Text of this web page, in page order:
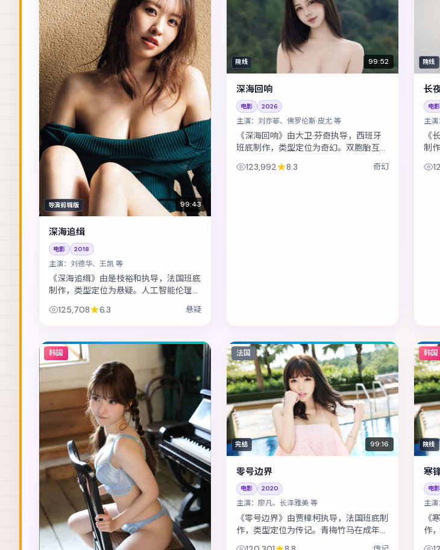
导演剪辑版 99:43
深海追缉
电影 2018
主演： 刘德华、王凯 等
《深海追缉》由是枝裕和执导，法国班底
制作，类型定位为悬疑。人工智能伦理听
刘德华、王凯、宋佳 等，表演层次丰富...
125,708 6.3 悬疑
院线 99:52
深海回响
电影 2026
主演： 刘亦菲、佛罗伦斯·皮尤 等
《深海回响》由大卫·芬奇执导，西班牙
班底制作，类型定位为奇幻。双胞胎互换
场。主演包括刘亦菲、佛罗伦斯·皮尤、
123,992 8.3 奇幻
院线
长
电影
主演：
《
制
主
韩国 法国
完结 99:16
零号边界
电影 2020
主演： 廖凡、长泽雅美 等
《零号边界》由贾樟柯执导，法国班底制
作，类型定位为传记。青梅竹马在成年后
再度相遇，彼此背负的身份却水火不容。
韩国
院线
寒
电影
主演：
《
作
秘